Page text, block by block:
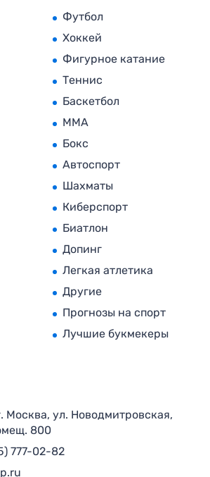
Футбол
Хоккей
Фигурное катание
Теннис
Баскетбол
MMA
Бокс
Автоспорт
Шахматы
Киберспорт
Биатлон
Допинг
Легкая атлетика
Другие
Прогнозы на спорт
Лучшие букмекеры
Москва, ул. Новодмитровская,
800
777-02-82